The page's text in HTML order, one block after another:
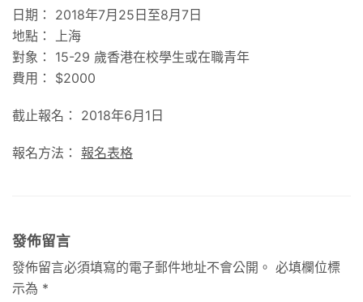
日期： 2018年7月25日至8月7日
地點： 上海
對象： 15-29 歲香港在校學生或在職青年
費用： $2000
截止報名： 2018年6月1日
報名方法： 報名表格
發佈留言
發佈留言必須填寫的電子郵件地址不會公開。 必填欄位標
示為 *